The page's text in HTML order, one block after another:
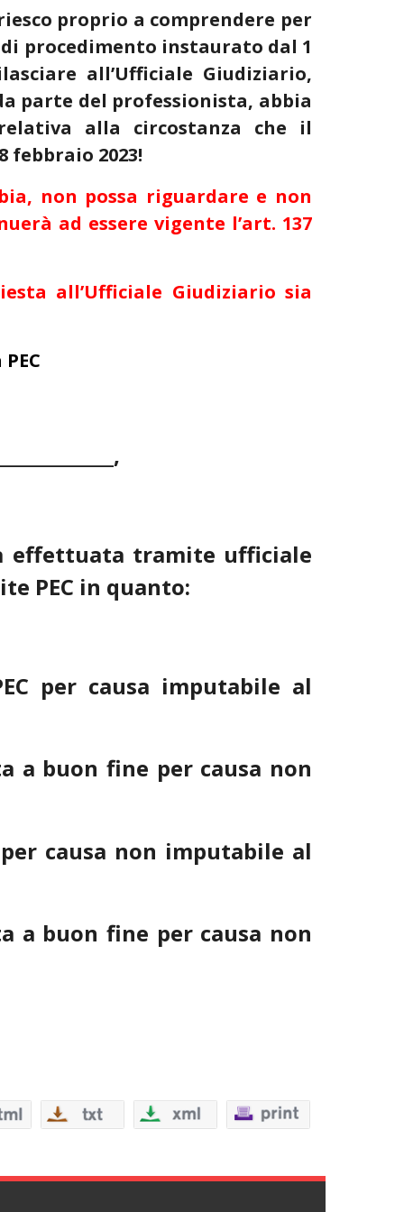
proprio a comprendere per
procedimento instaurato dal 1
all’Ufficiale Giudiziario,
parte del professionista, abbia
alla circostanza che il
2023!
non possa riguardare e non
ad essere vigente l’art. 137
all’Ufficiale Giudiziario sia
effettuata tramite ufficiale
PEC in quanto:
per causa imputabile al
a buon fine per causa non
causa non imputabile al
a buon fine per causa non